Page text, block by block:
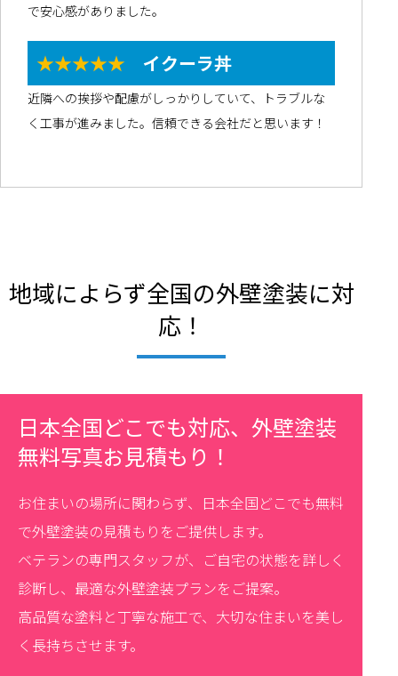
で安心感がありました。
★★★★★ イクーラ丼
近隣への挨拶や配慮がしっかりしていて、トラブルな
く工事が進みました。信頼できる会社だと思います！
地域によらず全国の外壁塗装に対
応！
日本全国どこでも対応、外壁塗装
無料写真お見積もり！
お住まいの場所に関わらず、日本全国どこでも無料
で外壁塗装の見積もりをご提供します。
ベテランの専門スタッフが、ご自宅の状態を詳しく
診断し、最適な外壁塗装プランをご提案。
高品質な塗料と丁寧な施工で、大切な住まいを美し
く長持ちさせます。